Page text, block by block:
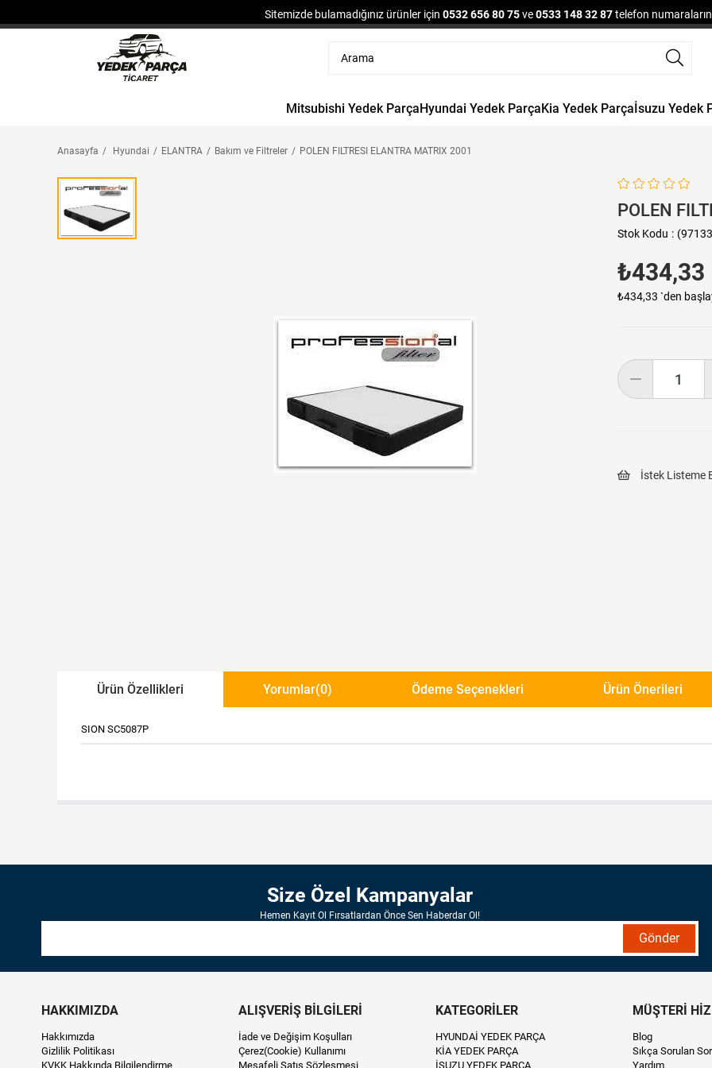
Sitemizde bulamadığınız ürünler için 0532 656 80 75ve0533 148 32 87telefon
Mitsubishi Yedek ParçaHyundai Yedek ParçaKia Yedek Parçaİsuzu Yedek
Anasayfa Hyundai ELANTRA Bakım ve Filtreler POLEN FILTRESI ELANTRA MATRIX 2001
POLEN
Stok Kodu
₺434,33
₺434,33 `den
İstek Listeme
Ürün Özellikleri Yorumlar(0) Ödeme Seçenekleri Ürün Önerileri
SION SC5087P
Size Özel Kampanyalar
Hemen Kayıt Ol Fırsatlardan Önce Sen Haberdar Ol!
Gönder
HAKKIMIZDA
Hakkımızda
Gizlilik Politikası
KVKK Hakkında Bilgilendirme
ALIŞVERİŞ BİLGİLERİ
İade ve Değişim Koşulları
Çerez(Cookie) Kullanımı
Mesafeli Satış Sözleşmesi
KATEGORİLER
HYUNDAİ YEDEK PARÇA
KİA YEDEK PARÇA
İSUZU YEDEK PARÇA
MÜŞTERİ
Blog
Sıkça Sorulan
Yardım